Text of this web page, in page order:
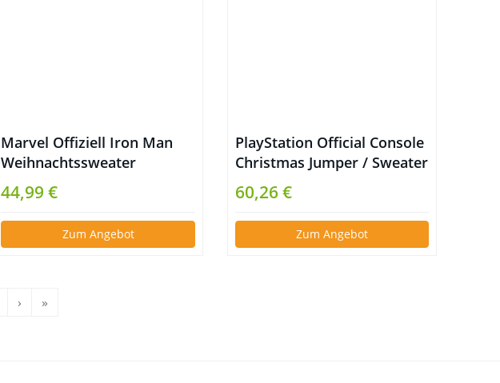
Marvel Offiziell Iron Man
Weihnachtssweater
44,99 €
Zum Angebot
PlayStation Official Console
Christmas Jumper / Sweater
60,26 €
Zum Angebot
› »